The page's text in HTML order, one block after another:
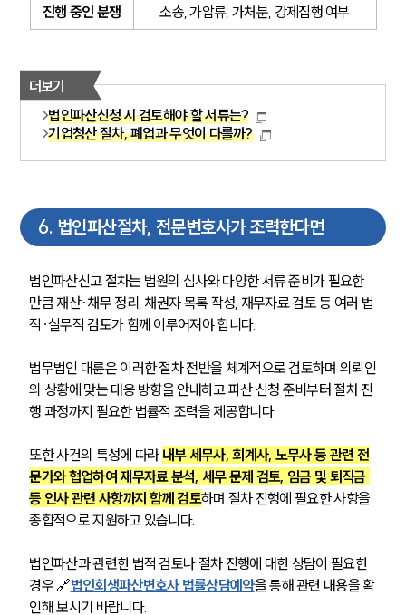
진행 중인 분쟁
소송, 가압류, 가처분, 강제집행 여부
더보기
법인파산신청 시 검토해야 할 서류는?
기업청산 절차, 폐업과 무엇이 다를까?
6. 법인파산절차, 전문변호사가 조력한다면
법인파산신고 절차는 법원의 심사와 다양한 서류 준비가 필요한
만큼 재산·채무 정리, 채권자 목록 작성, 재무자료 검토 등 여러 법
적·실무적 검토가 함께 이루어져야 합니다.
법무법인 대륜은 이러한 절차 전반을 체계적으로 검토하며 의뢰인
의 상황에 맞는 대응 방향을 안내하고 파산 신청 준비부터 절차 진
행 과정까지 필요한 법률적 조력을 제공합니다.
또한 사건의 특성에 따라 내부 세무사, 회계사, 노무사 등 관련 전
문가와 협업하여 재무자료 분석, 세무 문제 검토, 임금 및 퇴직금
등 인사 관련 사항까지 함께 검토하며 절차 진행에 필요한 사항을
종합적으로 지원하고 있습니다.
법인파산과 관련한 법적 검토나 절차 진행에 대한 상담이 필요한
경우 🔗법인회생파산변호사 법률상담예약을 통해 관련 내용을 확
인해 보시기 바랍니다.